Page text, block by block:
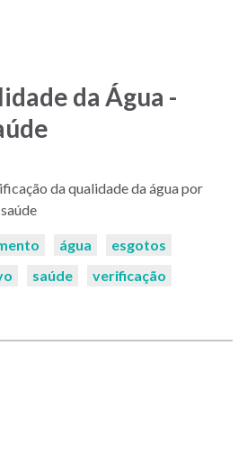
da Água -
da qualidade da água por
água
esgotos
saúde
verificação